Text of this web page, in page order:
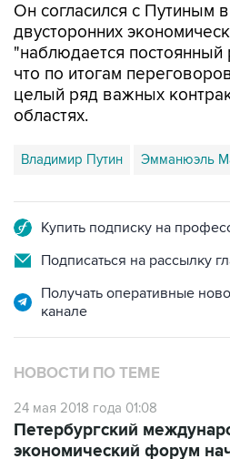
Он согласился с Путиным
двусторонних
"наблюдается постоянный
что по итогам
целый ряд важных
областях.
Владимир Путин Эмманюэль
Купить подписку на
Подписаться на рассылку
Получать оперативные
канале
НОВОСТИ ПО ТЕМЕ
24 мая 2018 года 01:08
Петербургский
экономический форум